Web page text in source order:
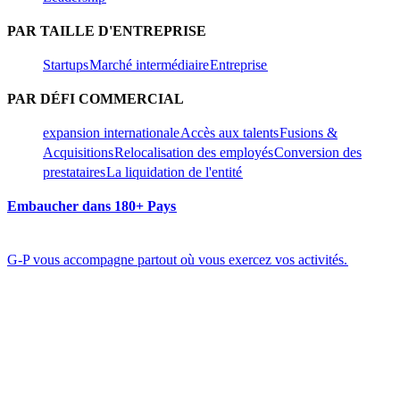
PAR TAILLE D'ENTREPRISE​​
Startups​​Marché intermédiaire​​Entreprise​​
PAR DÉFI COMMERCIAL​​
expansion internationale​​Accès aux talents​​Fusions &
Acquisitions​​Relocalisation des employés​​Conversion des
prestataires​​La liquidation de l'entité​​
Embaucher dans 180+ Pays​​
G-P vous accompagne partout où vous exercez vos activités.​​